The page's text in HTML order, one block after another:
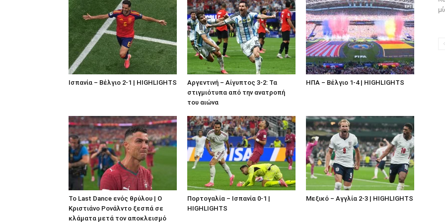
Ισπανία – Βέλγιο 2-1 | HIGHLIGHTS
Αργεντινή – Αίγυπτος 3-2: Τα
στιγμιότυπα από την ανατροπή
του αιώνα
ΗΠΑ – Βέλγιο 1-4 | HIGHLIGHTS
Το Last Dance ενός θρύλου | Ο
Κριστιάνο Ρονάλντο ξεσπά σε
κλάματα μετά τον αποκλεισμό
Πορτογαλία – Ισπανία 0-1 |
HIGHLIGHTS
Μεξικό – Αγγλία 2-3 | HIGHLIGHTS